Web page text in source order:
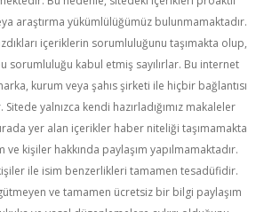
araştırma yükümlülüğümüz bulunmamaktadır.
içeriklerin sorumluluğunu taşımakta olup,
sorumluluğu kabul etmiş sayılırlar. Bu internet
kurum veya şahıs şirketi ile hiçbir bağlantısı
yalnızca kendi hazırladığımız makaleler
yer alan içerikler haber niteliği taşımamakta
kişiler hakkında paylaşım yapılmamaktadır.
ile isim benzerlikleri tamamen tesadüfidir.
ve tamamen ücretsiz bir bilgi paylaşım